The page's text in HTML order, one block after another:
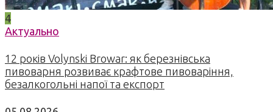
4
Актуально
12 років Volynski Browar: як березнівська
пивоварня розвиває крафтове пивоваріння,
безалкогольні напої та експорт